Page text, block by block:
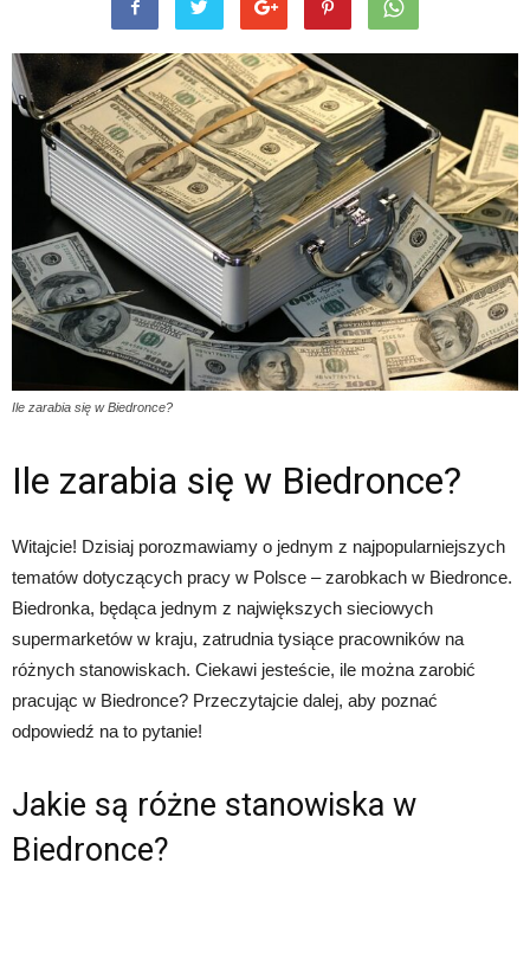
Ile zarabia się w Biedronce?
Ile zarabia się w Biedronce?
Witajcie! Dzisiaj porozmawiamy o jednym z najpopularniejszych
tematów dotyczących pracy w Polsce – zarobkach w Biedronce.
Biedronka, będąca jednym z największych sieciowych
supermarketów w kraju, zatrudnia tysiące pracowników na
różnych stanowiskach. Ciekawi jesteście, ile można zarobić
pracując w Biedronce? Przeczytajcie dalej, aby poznać
odpowiedź na to pytanie!
Jakie są różne stanowiska w
Biedronce?